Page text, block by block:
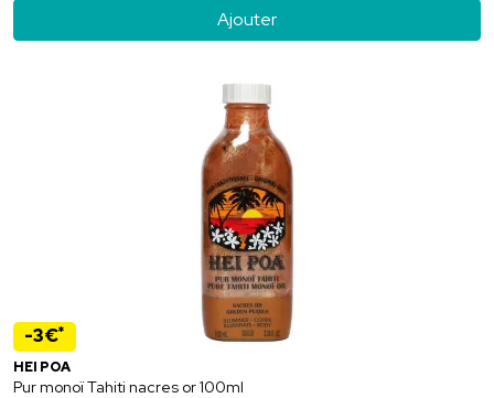
Ajouter
-3€*
HEI POA
Pur monoï Tahiti nacres or 100ml